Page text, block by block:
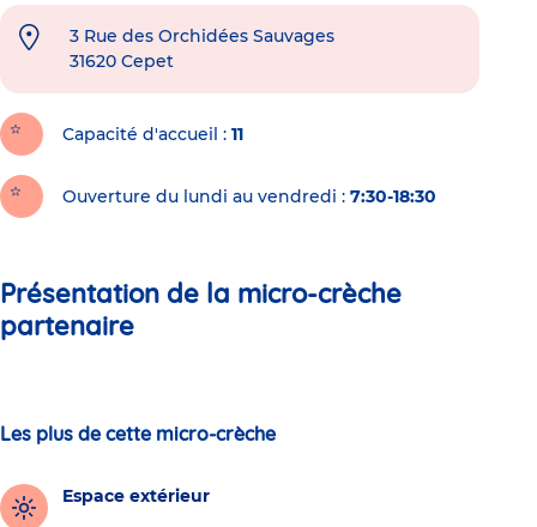
3 Rue des Orchidées Sauvages
31620 Cepet
Capacité d'accueil 11
Ouverture du lundi au vendredi : 7:30-18:30
Présentation de la micro-crèche
partenaire
Les plus de cette micro-crèche
Espace extérieur